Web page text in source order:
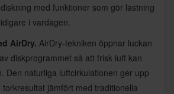
med funktioner som gör lastning
i vardagen.
AirDry. AirDry-tekniken öppnar luckan
diskprogrammet så att frisk luft kan
Den naturliga luftcirkulationen ger upp
jämfört med traditionella